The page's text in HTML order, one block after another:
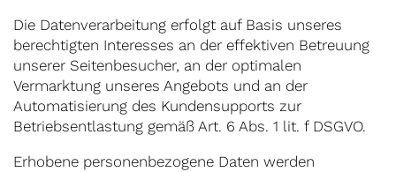
Die Datenverarbeitung erfolgt auf Basis unseres
berechtigten Interesses an der effektiven Betreuung
unserer Seitenbesucher, an der optimalen
Vermarktung unseres Angebots und an der
Automatisierung des Kundensupports zur
Betriebsentlastung gemäß Art. 6 Abs. 1 lit. f DSGVO.
Erhobene personenbezogene Daten werden